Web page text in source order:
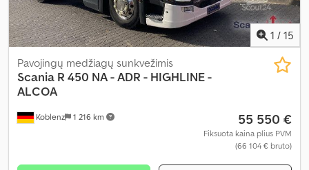
1 / 15
Koblenz 1 216 km
Pavojingų medžiagų sunkvežimis
Scania R 450 NA - ADR - HIGHLINE -
ALCOA
55 550 €
Fiksuota kaina plius PVM
(66 104 € bruto)